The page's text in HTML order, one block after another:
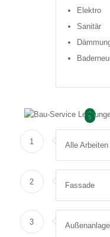
Elektro
Sanitär
2
5
1 Alle
2 Fassade
3